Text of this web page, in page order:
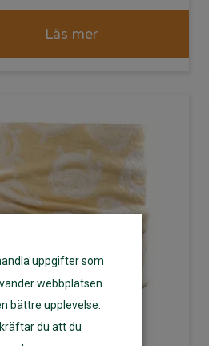
Läs mer
uppgifter som
webbplatsen
bättre upplevelse.
du att du